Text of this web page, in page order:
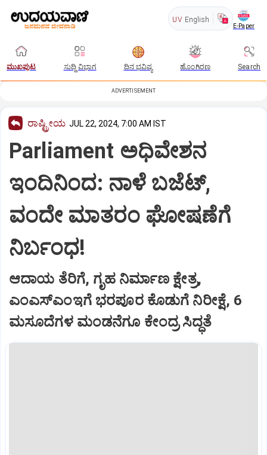
UV English
E-Paper
ಮುಖಪುಟ ಸುದ್ದಿ ವಿಭಾಗ ದಿನ ಭವಿಷ್ಯ ಹೊಂಗಿರಣ Search
ADVERTISEMENT
ರಾಷ್ಟ್ರೀಯ JUL 22, 2024, 7:00 AM IST
Parliament ಅಧಿವೇಶನ
ಇಂದಿನಿಂದ: ನಾಳೆ ಬಜೆಟ್‌,
ವಂದೇ ಮಾತರಂ ಘೋಷಣೆಗೆ
ನಿರ್ಬಂಧ!
ಆದಾಯ ತೆರಿಗೆ, ಗೃಹ ನಿರ್ಮಾಣ ಕ್ಷೇತ್ರ,
ಎಂಎಸ್‌ಎಂಇಗೆ ಭರಪೂರ ಕೊಡುಗೆ ನಿರೀಕ್ಷೆ, 6
ಮಸೂದೆಗಳ ಮಂಡನೆಗೂ ಕೇಂದ್ರ ಸಿದ್ಧತೆ